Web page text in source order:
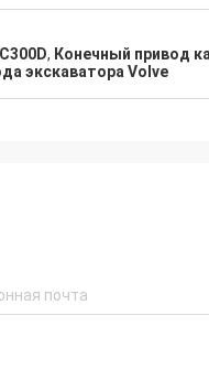
, Конечный привод
экскаватора Volve